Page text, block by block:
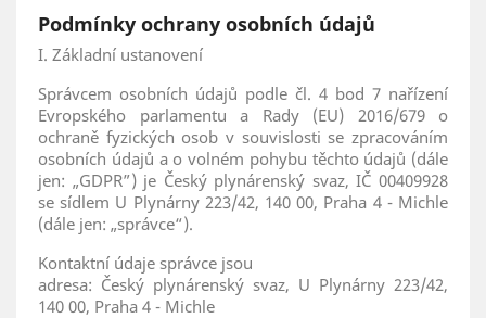
Podmínky ochrany osobních údajů
I. Základní ustanovení
Správcem osobních údajů podle čl. 4 bod 7 nařízení
Evropského parlamentu a Rady (EU) 2016/679 o
ochraně fyzických osob v souvislosti se zpracováním
osobních údajů a o volném pohybu těchto údajů (dále
jen: „GDPR”) je Český plynárenský svaz, IČ 00409928
se sídlem U Plynárny 223/42, 140 00, Praha 4 - Michle
(dále jen: „správce“).
Kontaktní údaje správce jsou
adresa: Český plynárenský svaz, U Plynárny 223/42,
140 00, Praha 4 - Michle